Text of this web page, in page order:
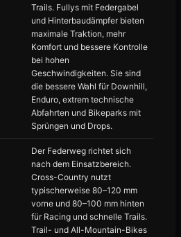
Trails. Fullys mit Federgabel
und Hinterbaudämpfer bieten
maximale Traktion, mehr
Komfort und bessere Kontrolle
bei hohen
Geschwindigkeiten. Sie sind
die bessere Wahl für Downhill,
Enduro, extrem technische
Abfahrten und Bikeparks mit
Sprüngen und Drops.
Der Federweg richtet sich
nach dem Einsatzbereich.
Cross-Country nutzt
typischerweise 80–120 mm
vorne und 80–100 mm hinten
für Racing und schnelle Trails.
Trail- und All-Mountain-Bikes